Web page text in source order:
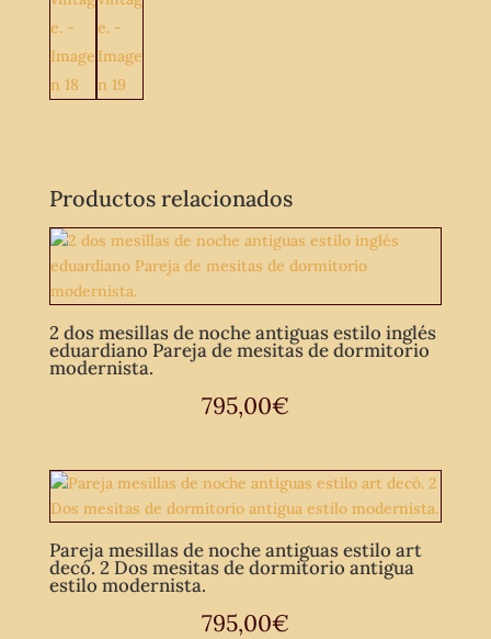
Productos relacionados
2 dos mesillas de noche antiguas estilo inglés
eduardiano Pareja de mesitas de dormitorio
modernista.
795,00€
Pareja mesillas de noche antiguas estilo art
decó. 2 Dos mesitas de dormitorio antigua
estilo modernista.
795,00€